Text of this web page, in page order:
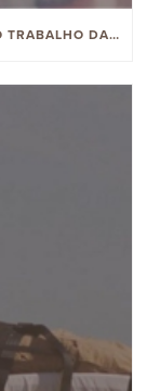
O MODELO MENTAL E OS PRINCÍPIOS DO TRABALHO DA ARBINGER